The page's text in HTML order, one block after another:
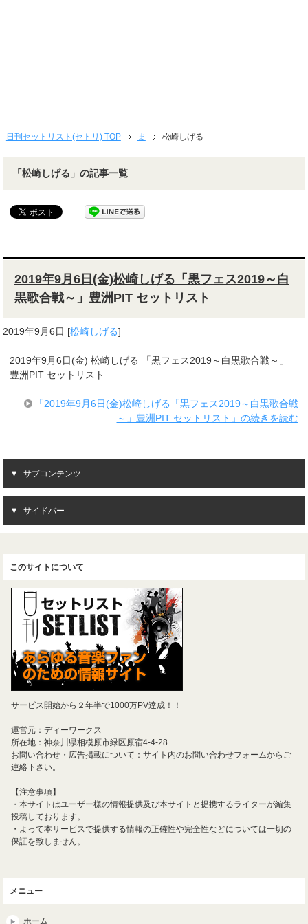
日刊セットリスト(セトリ) TOP ま 松崎しげる
「松崎しげる」の記事一覧
2019年9月6日(金)松崎しげる「黒フェス2019～白
黒歌合戦～」豊洲PIT セットリスト
2019年9月6日 [松崎しげる]
2019年9月6日(金) 松崎しげる 「黒フェス2019～白黒歌合戦～」
豊洲PIT セットリスト
「2019年9月6日(金)松崎しげる「黒フェス2019～白黒歌合戦
～」豊洲PIT セットリスト」の続きを読む
サブコンテンツ
サイドバー
このサイトについて
サービス開始から２年半で1000万PV達成！！
運営元：ディーワークス
所在地：神奈川県相模原市緑区原宿4-4-28
お問い合わせ・広告掲載について：サイト内のお問い合わせフォームからご
連絡下さい。
【注意事項】
・本サイトはユーザー様の情報提供及び本サイトと提携するライターが編集
投稿しております。
・よって本サービスで提供する情報の正確性や完全性などについては一切の
保証を致しません。
メニュー
ホーム